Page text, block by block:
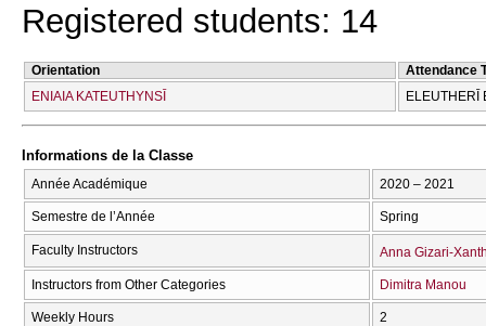
Registered students: 14
Orientation
Attendance
ENIAIA KATEUTHYNSĪ
ELEUTHERĪ
Informations de la Classe
Année Académique 2020 – 2021
Semestre de l’Année Spring
Faculty Instructors Anna Gizari-
Instructors from Other Categories Dimitra Manou
Weekly Hours 2